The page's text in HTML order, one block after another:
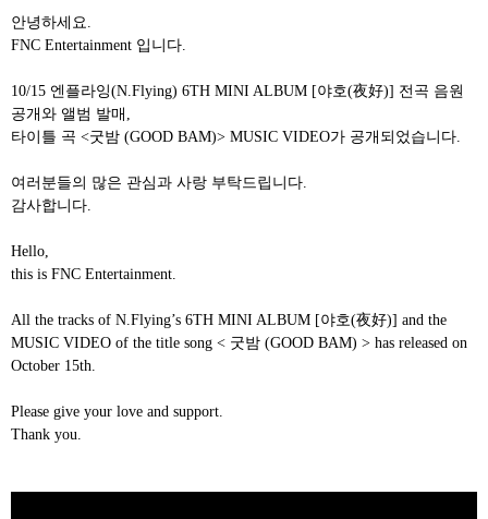
안녕하세요
FNC Entertainment 입니다
10/15 엔플라잉(N.Flying) 6TH MINI ALBUM [야호(夜好)] 전곡 음원
공개와 앨범 발매
타이틀 곡 <굿밤 (GOOD BAM)> MUSIC VIDEO가 공개되었습니다
여러분들의 많은 관심과 사랑 부탁드립니다
감사합니다
Hello,
this is FNC Entertainment.
All the tracks of N.Flying’s 6TH MINI ALBUM [야호(夜好)] and the
MUSIC VIDEO of the title song < 굿밤 (GOOD BAM) > has released on
October 15th.
Please give your love and support.
Thank you.